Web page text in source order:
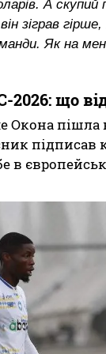
А скупий
зіграв
Як на
2026: що
Окона пішла
підписав